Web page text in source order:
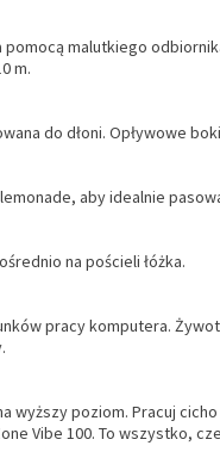
malutkiego
m.
do dłoni. Opływowe
aby idealnie
na pościeli łóżka.
pracy komputera.
poziom. Pracuj
Vibe 100. To wszystko,